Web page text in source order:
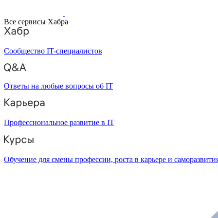
Все сервисы Хабра
Сообщество IT-специалистов
Ответы на любые вопросы об IT
Профессиональное развитие в IT
Обучение для смены профессии, роста в карьере и